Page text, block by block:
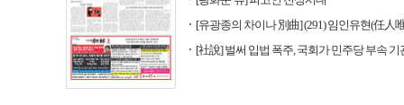
[유광종의 차이나 別曲] (291) 임인유현(任人
[社說] 벌써 입법 폭주, 국회가 민주당 부속 기